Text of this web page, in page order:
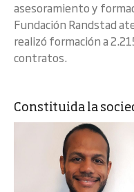
asesoramiento y
Fundación Randstad
realizó formación a
contratos.
Constituida la